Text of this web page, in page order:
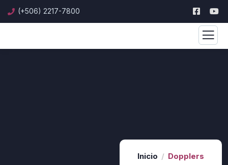
(+506) 2217-7800
Inicio Dopplers